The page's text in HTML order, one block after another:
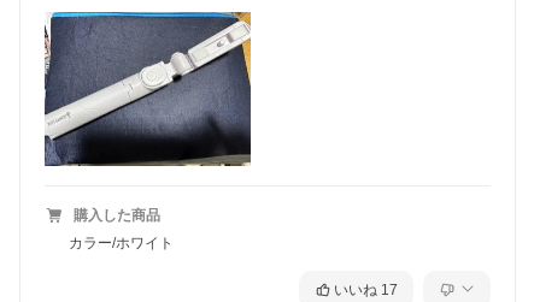
購入した商品
カラー/ホワイト
いいね 17